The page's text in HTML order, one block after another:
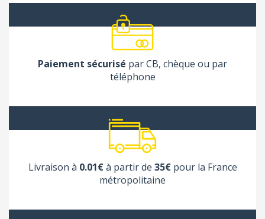
Paiement sécurisé par CB, chèque ou par
téléphone
Livraison à 0.01€à partir de 35€pour la France
métropolitaine